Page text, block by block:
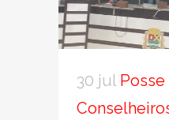
30 jul